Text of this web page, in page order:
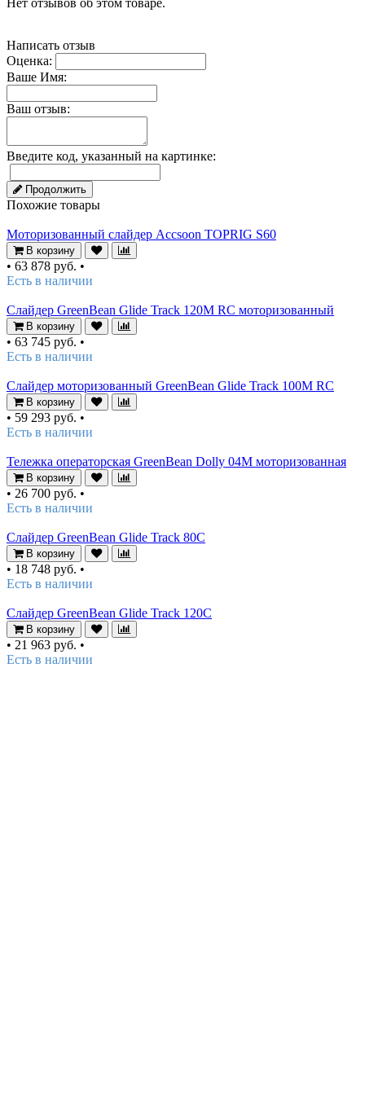
Нет отзывов об этом товаре.
Написать отзыв
Оценка:
Ваше Имя:
Ваш отзыв:
Введите код, указанный на картинке:
Продолжить
Похожие товары
Моторизованный слайдер Accsoon TOPRIG S60
В корзину
• 63 878 руб. •
Есть в наличии
Слайдер GreenBean Glide Track 120M RC моторизованный
В корзину
• 63 745 руб. •
Есть в наличии
Слайдер моторизованный GreenBean Glide Track 100M RC
В корзину
• 59 293 руб. •
Есть в наличии
Тележка операторская GreenBean Dolly 04M моторизованная
В корзину
• 26 700 руб. •
Есть в наличии
Слайдер GreenBean Glide Track 80C
В корзину
• 18 748 руб. •
Есть в наличии
Слайдер GreenBean Glide Track 120C
В корзину
• 21 963 руб. •
Есть в наличии